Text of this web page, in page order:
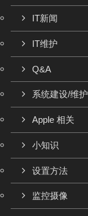
IT新闻
IT维护
Q&A
系统建设/维护
Apple 相关
小知识
设置方法
监控摄像